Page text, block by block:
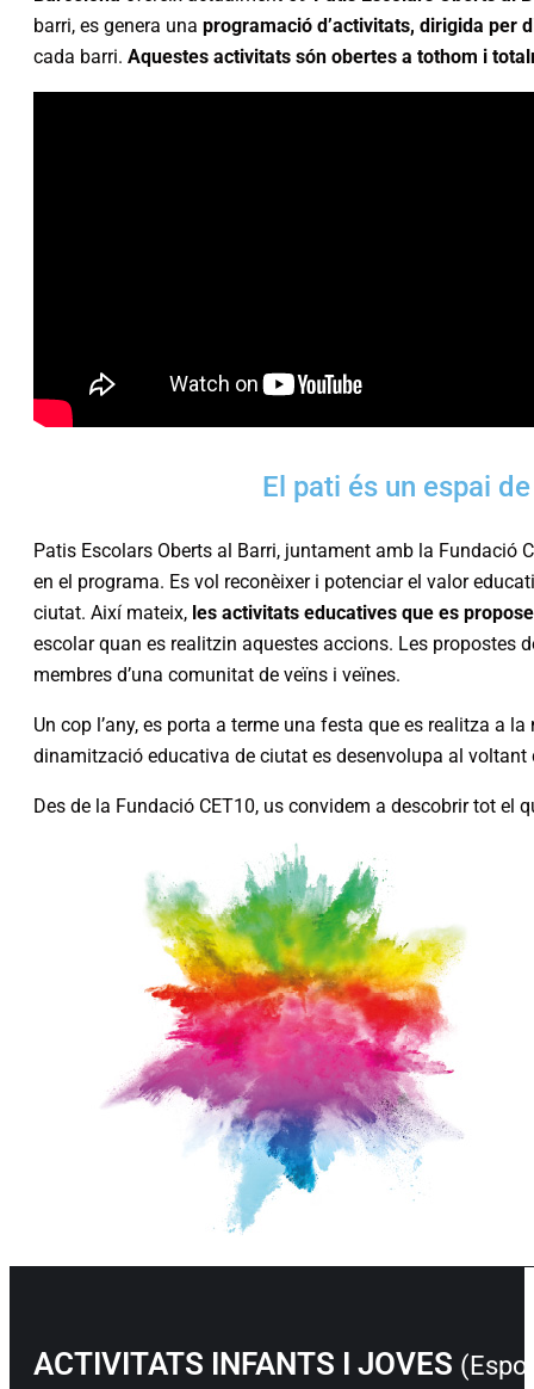
barri, es genera una programació d’activitats, dirigida per
cada barri. Aquestes activitats són obertes a tothom i
El pati és un espai
Patis Escolars Oberts al Barri, juntament amb la Fundació
en el programa. Es vol reconèixer i potenciar el valor
ciutat. Així mateix, les activitats educatives que es
escolar quan es realitzin aquestes accions. Les propostes
membres d’una comunitat de veïns i veïnes.
Un cop l’any, es porta a terme una festa que es realitza a
dinamització educativa de ciutat es desenvolupa al
Des de la Fundació CET10, us convidem a descobrir tot el
ACTIVITATS INFANTS I JOVES